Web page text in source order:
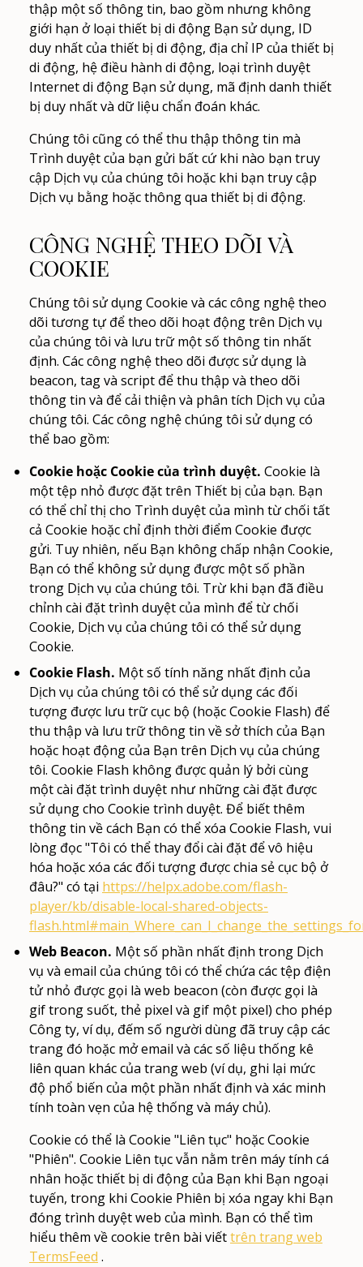
thập một số thông tin, bao gồm nhưng không
giới hạn ở loại thiết bị di động Bạn sử dụng, ID
duy nhất của thiết bị di động, địa chỉ IP của thiết bị
di động, hệ điều hành di động, loại trình duyệt
Internet di động Bạn sử dụng, mã định danh thiết
bị duy nhất và dữ liệu chẩn đoán khác.
Chúng tôi cũng có thể thu thập thông tin mà
Trình duyệt của bạn gửi bất cứ khi nào bạn truy
cập Dịch vụ của chúng tôi hoặc khi bạn truy cập
Dịch vụ bằng hoặc thông qua thiết bị di động.
CÔNG NGHỆ THEO DÕI VÀ
COOKIE
Chúng tôi sử dụng Cookie và các công nghệ theo
dõi tương tự để theo dõi hoạt động trên Dịch vụ
của chúng tôi và lưu trữ một số thông tin nhất
định. Các công nghệ theo dõi được sử dụng là
beacon, tag và script để thu thập và theo dõi
thông tin và để cải thiện và phân tích Dịch vụ của
chúng tôi. Các công nghệ chúng tôi sử dụng có
thể bao gồm:
Cookie hoặc Cookie của trình duyệt. Cookie là
một tệp nhỏ được đặt trên Thiết bị của bạn. Bạn
có thể chỉ thị cho Trình duyệt của mình từ chối tất
cả Cookie hoặc chỉ định thời điểm Cookie được
gửi. Tuy nhiên, nếu Bạn không chấp nhận Cookie,
Bạn có thể không sử dụng được một số phần
trong Dịch vụ của chúng tôi. Trừ khi bạn đã điều
chỉnh cài đặt trình duyệt của mình để từ chối
Cookie, Dịch vụ của chúng tôi có thể sử dụng
Cookie.
Cookie Flash. Một số tính năng nhất định của
Dịch vụ của chúng tôi có thể sử dụng các đối
tượng được lưu trữ cục bộ (hoặc Cookie Flash) để
thu thập và lưu trữ thông tin về sở thích của Bạn
hoặc hoạt động của Bạn trên Dịch vụ của chúng
tôi. Cookie Flash không được quản lý bởi cùng
một cài đặt trình duyệt như những cài đặt được
sử dụng cho Cookie trình duyệt. Để biết thêm
thông tin về cách Bạn có thể xóa Cookie Flash, vui
lòng đọc "Tôi có thể thay đổi cài đặt để vô hiệu
hóa hoặc xóa các đối tượng được chia sẻ cục bộ ở
đâu?" có tại https://helpx.adobe.com/flash-
player/kb/disable-local-shared-objects-
Web Beacon. Một số phần nhất định trong Dịch
vụ và email của chúng tôi có thể chứa các tệp điện
tử nhỏ được gọi là web beacon (còn được gọi là
gif trong suốt, thẻ pixel và gif một pixel) cho phép
Công ty, ví dụ, đếm số người dùng đã truy cập các
trang đó hoặc mở email và các số liệu thống kê
liên quan khác của trang web (ví dụ, ghi lại mức
độ phổ biến của một phần nhất định và xác minh
tính toàn vẹn của hệ thống và máy chủ).
Cookie có thể là Cookie "Liên tục" hoặc Cookie
"Phiên". Cookie Liên tục vẫn nằm trên máy tính cá
nhân hoặc thiết bị di động của Bạn khi Bạn ngoại
tuyến, trong khi Cookie Phiên bị xóa ngay khi Bạn
đóng trình duyệt web của mình. Bạn có thể tìm
hiểu thêm về cookie trên bài viếttrên trang web
TermsFeed .